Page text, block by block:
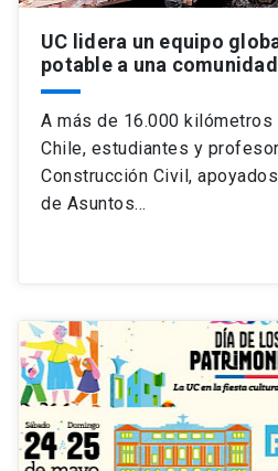
UC lidera un equipo
potable a una
A más de 16.000
Chile, estudiantes y
Construcción Civil,
de Asuntos…